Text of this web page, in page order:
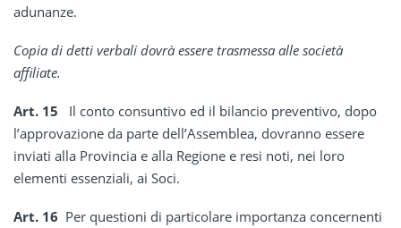
adunanze.
Copia di detti verbali dovrà essere trasmessa alle società
affiliate.
Art. 15 Il conto consuntivo ed il bilancio preventivo, dopo
l’approvazione da parte dell’Assemblea, dovranno essere
inviati alla Provincia e alla Regione e resi noti, nei loro
elementi essenziali, ai Soci.
Art. 16 Per questioni di particolare importanza concernenti